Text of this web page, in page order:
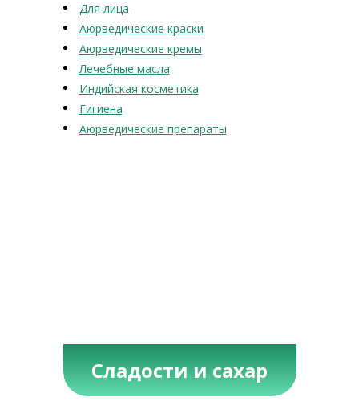
Для лица
Аюрведические краски
Аюрведические кремы
Лечебные масла
Индийская косметика
Гигиена
Аюрведические препараты
Сладости и сахар